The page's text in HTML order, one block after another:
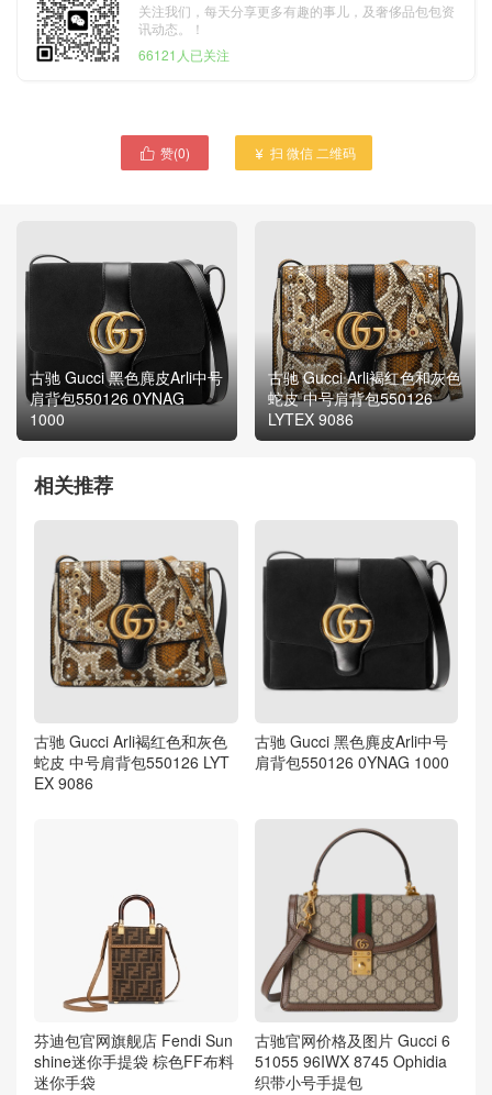
关注我们，每天分享更多有趣的事儿，及奢侈品包包资
讯动态。！
66121人已关注
 赞(0)  扫 微信 二维码
古驰 Gucci 黑色麂皮Arli中号
肩背包550126 0YNAG
1000
古驰 Gucci Arli褐红色和灰色
蛇皮 中号肩背包550126
LYTEX 9086
相关推荐
古驰 Gucci Arli褐红色和灰色
蛇皮 中号肩背包550126 LYT
EX 9086
古驰 Gucci 黑色麂皮Arli中号
肩背包550126 0YNAG 1000
芬迪包官网旗舰店 Fendi Sun
shine迷你手提袋 棕色FF布料
迷你手袋
古驰官网价格及图片 Gucci 6
51055 96IWX 8745 Ophidia
织带小号手提包